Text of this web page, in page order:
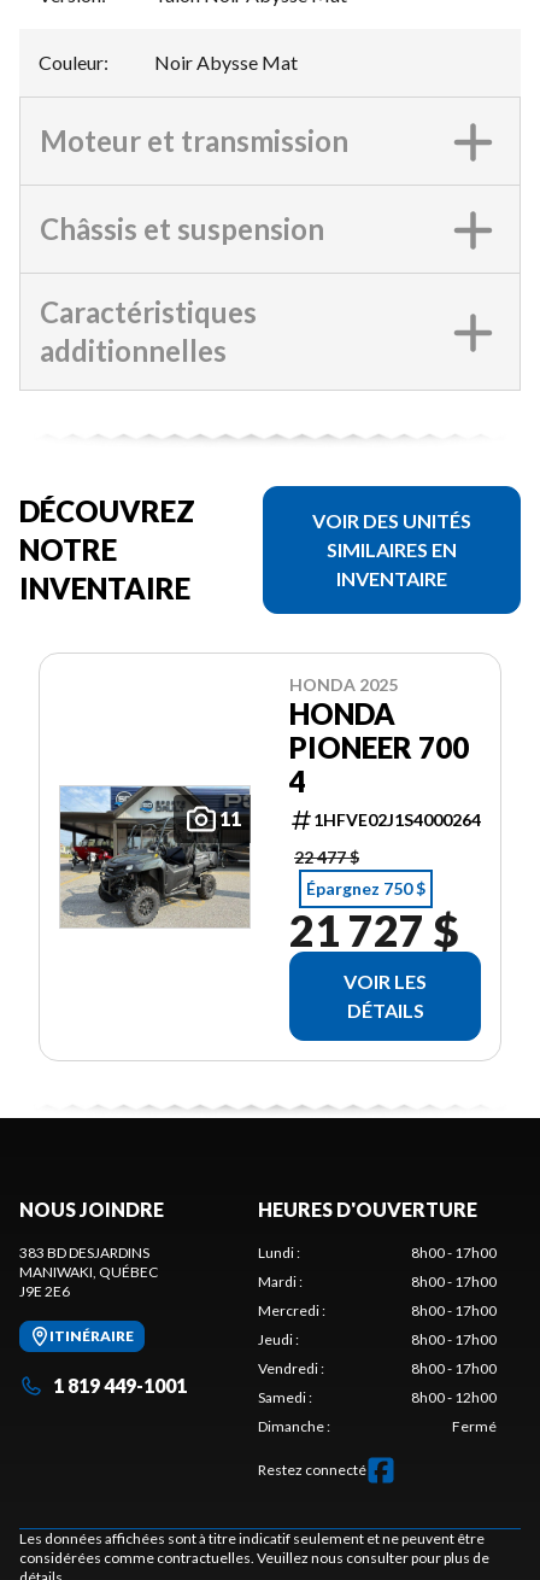
Couleur: Noir Abysse Mat
Moteur et transmission
Châssis et suspension
Caractéristiques
additionnelles
DÉCOUVREZ
NOTRE
INVENTAIRE
VOIR DES UNITÉS
SIMILAIRES EN
INVENTAIRE
11
HONDA 2025
HONDA
PIONEER 700
4
1HFVE02J1S4000264
22 477 $
Épargnez 750 $
21 727 $
VOIR LES
DÉTAILS
NOUS JOINDRE
383 BD DESJARDINS
MANIWAKI, QUÉBEC
J9E 2E6
ITINÉRAIRE
1 819 449-1001
HEURES D'OUVERTURE
Lundi:
8h00 - 17h00
Mardi:
8h00 - 17h00
Mercredi:
8h00 - 17h00
Jeudi:
8h00 - 17h00
Vendredi:
8h00 - 17h00
Samedi:
8h00 - 12h00
Dimanche: Fermé
Restez connecté
Les données affichées sont à titre indicatif seulement et ne peuvent être
considérées comme contractuelles. Veuillez nous consulter pour plus de